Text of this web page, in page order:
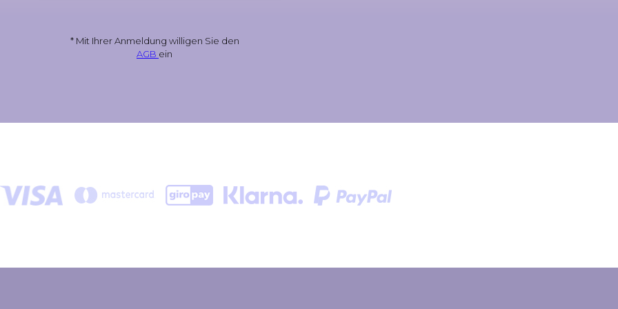
* Mit Ihrer Anmeldung willigen Sie den
AGB ein